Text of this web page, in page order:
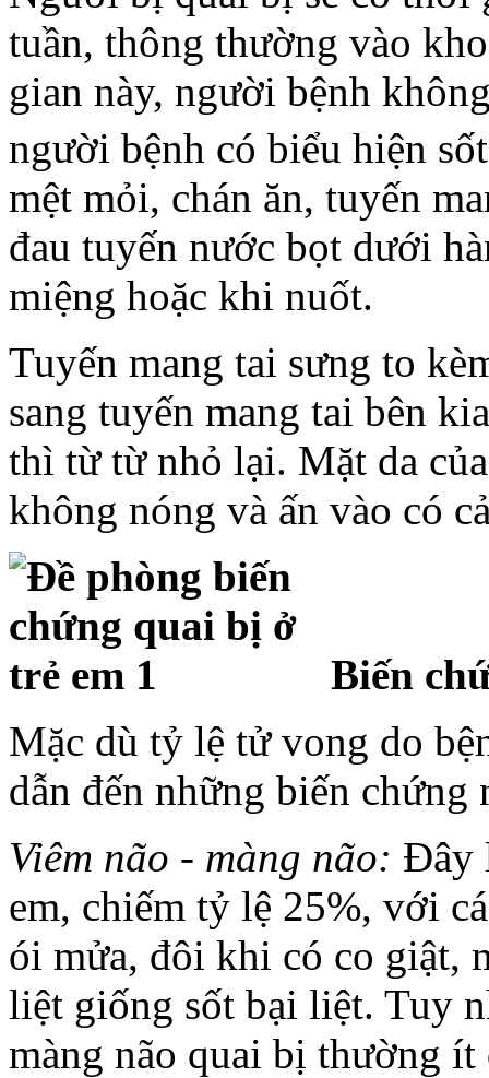
tuần, thông thường vào
gian này, người bệnh
người bệnh có biểu hiện
mệt mỏi, chán ăn, tuyến
đau tuyến nước bọt dưới
miệng hoặc khi nuốt.
Tuyến mang tai sưng to
sang tuyến mang tai bên
thì từ từ nhỏ lại. Mặt da
không nóng và ấn vào có
Biến
Mặc dù tỷ lệ tử vong do
dẫn đến những biến chứng
Viêm não - màng não: Đây
em, chiếm tỷ lệ 25%, với
ói mửa, đôi khi có co giật,
liệt giống sốt bại liệt. Tuy
màng não quai bị thường